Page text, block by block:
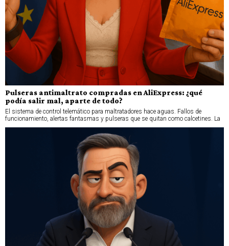
Pulseras antimaltrato compradas en AliExpress: ¿qué
podía salir mal, aparte de todo?
El sistema de control telemático para maltratadores hace aguas. Fallos de
funcionamiento, alertas fantasmas y pulseras que se quitan como calcetines. La